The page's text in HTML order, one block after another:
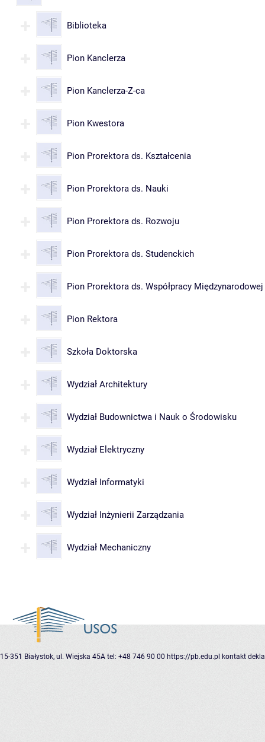
Biblioteka
Pion Kanclerza
Pion Kanclerza-Z-ca
Pion Kwestora
Pion Prorektora ds. Kształcenia
Pion Prorektora ds. Nauki
Pion Prorektora ds. Rozwoju
Pion Prorektora ds. Studenckich
Pion Prorektora ds. Współpracy Międzynarodowej
Pion Rektora
Szkoła Doktorska
Wydział Architektury
Wydział Budownictwa i Nauk o Środowisku
Wydział Elektryczny
Wydział Informatyki
Wydział Inżynierii Zarządzania
Wydział Mechaniczny
15-351 Białystok, ul. Wiejska 45A tel: +48 746 90 00 https://pb.edu.pl kontakt